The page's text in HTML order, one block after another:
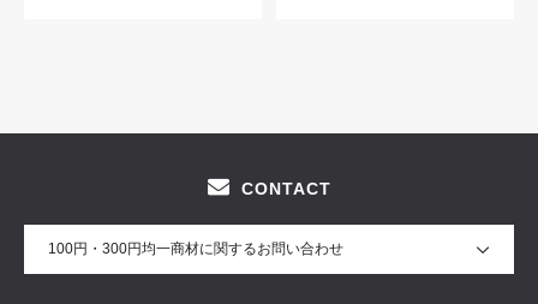
CONTACT
100円・300円均一商材に関するお問い合わせ